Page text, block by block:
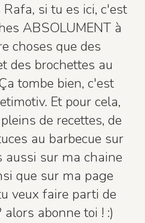
Rafa, si tu es ici, c'est
ABSOLUMENT à
choses que des
des brochettes au
tombe bien, c'est
Et pour cela,
de recettes, de
au barbecue sur
aussi sur ma chaine
que sur ma page
veux faire parti de
alors abonne toi ! :)